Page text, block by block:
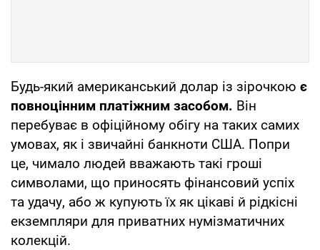
Будь-який американський долар із зірочкою є
повноцінним платіжним засобом. Він
перебуває в офіційному обігу на таких самих
умовах, як і звичайні банкноти США. Попри
це, чимало людей вважають такі гроші
символами, що приносять фінансовий успіх
та удачу, або ж купують їх як цікаві й рідкісні
екземпляри для приватних нумізматичних
колекцій.